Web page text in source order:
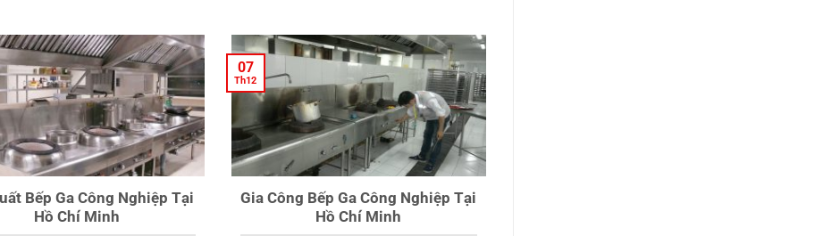
Bếp Ga Công Nghiệp Tại
Hồ Chí Minh
Gia Công Bếp Ga Công Nghiệp Tại
Hồ Chí Minh
07
Th12